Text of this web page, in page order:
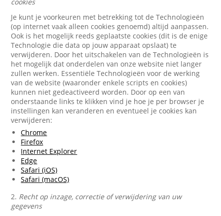
Je kunt je voorkeuren met betrekking tot de Technologieën
(op internet vaak alleen cookies genoemd) altijd aanpassen.
Ook is het mogelijk reeds geplaatste cookies (dit is de enige
Technologie die data op jouw apparaat opslaat) te
verwijderen. Door het uitschakelen van de Technologieën is
het mogelijk dat onderdelen van onze website niet langer
zullen werken. Essentiële Technologieën voor de werking
van de website (waaronder enkele scripts en cookies)
kunnen niet gedeactiveerd worden. Door op een van
onderstaande links te klikken vind je hoe je per browser je
instellingen kan veranderen en eventueel je cookies kan
verwijderen:
Chrome
Firefox
Internet Explorer
Edge
Safari (iOS)
Safari (macOS)
2. Recht op inzage, correctie of verwijdering van uw
gegevens